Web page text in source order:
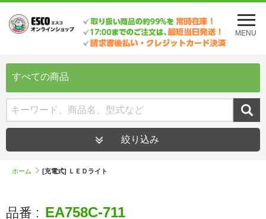
メ
ニ
ュ
を
MENU
すべての商品
絞り込み
ホーム [充電式] ＬＥＤライト
品番 : EA758C-711